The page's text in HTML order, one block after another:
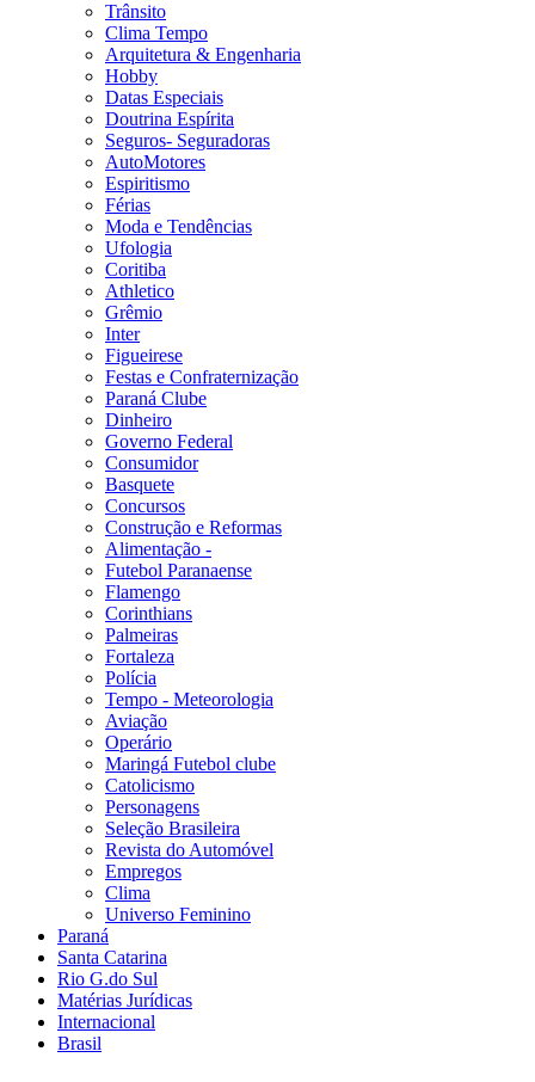
Trânsito
Clima Tempo
Arquitetura & Engenharia
Hobby
Datas Especiais
Doutrina Espírita
Seguros- Seguradoras
AutoMotores
Espiritismo
Férias
Moda e Tendências
Ufologia
Coritiba
Athletico
Grêmio
Inter
Figueirese
Festas e Confraternização
Paraná Clube
Dinheiro
Governo Federal
Consumidor
Basquete
Concursos
Construção e Reformas
Alimentação -
Futebol Paranaense
Flamengo
Corinthians
Palmeiras
Fortaleza
Polícia
Tempo - Meteorologia
Aviação
Operário
Maringá Futebol clube
Catolicismo
Personagens
Seleção Brasileira
Revista do Automóvel
Empregos
Clima
Universo Feminino
Paraná
Santa Catarina
Rio G.do Sul
Matérias Jurídicas
Internacional
Brasil